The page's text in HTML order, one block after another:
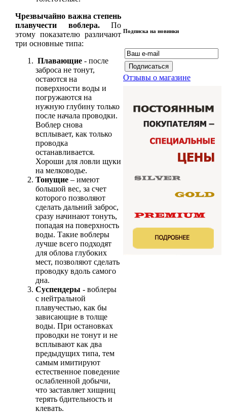
Чрезвычайно важна степень
плавучести воблера.По
этому показателю различают
три основные типа:
Плавающие - после
заброса не тонут,
остаются на
поверхности воды и
погружаются на
нужную глубину только
после начала проводки.
Воблер снова
всплывает, как только
проводка
останавливается.
Хороши для ловли щуки
на мелководье.
Тонущие – имеют
большой вес, за счет
которого позволяют
сделать дальний заброс,
сразу начинают тонуть,
попадая на поверхность
воды. Такие воблеры
лучше всего подходят
для облова глубоких
мест, позволяют сделать
проводку вдоль самого
дна.
Суспендеры - воблеры
с нейтральной
плавучестью, как бы
зависающие в толще
воды. При остановках
проводки не тонут и не
всплывают как два
предыдущих типа, тем
самым имитируют
естественное поведение
ослабленной добычи,
что заставляет хищниц
терять бдительность и
клевать.
Подписка на новинки
Отзывы о магазине